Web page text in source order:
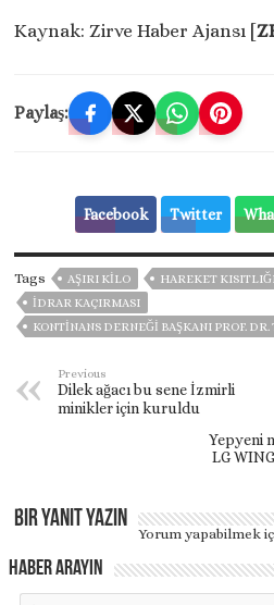
Kaynak: Zirve Haber Ajansı [
Paylaş:
Facebook Twitter
Tags AŞIRI KILO
HAREKET
IDRAR KAÇIRMASI
KONTINANS DERNEĞI BAŞKANI PROF. DR.
Previous
Dilek ağacı bu sene İzmirli
minikler için kuruldu
Yepyeni
LG
Bir yanıt yazın
Yorum yapabilmek
Haber Arayın